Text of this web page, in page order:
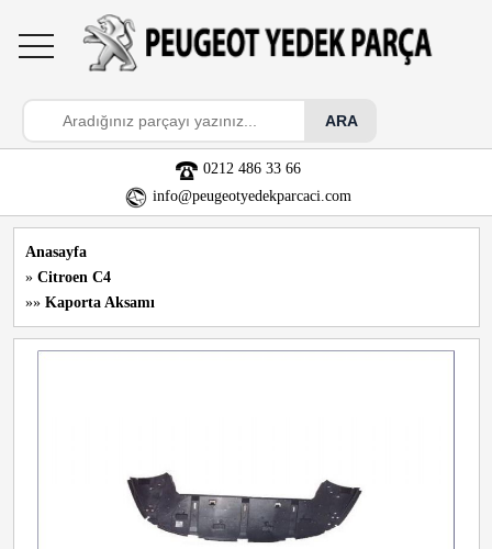
toggle
navigation
0212 486 33 66
info@peugeotyedekparcaci.com
Anasayfa
» Citroen C4
»» Kaporta Aksamı